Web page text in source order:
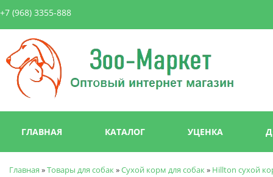
+7 (968) 3355-888
Зоо-
Маркет
Главное меню
ГЛАВНАЯ КАТАЛОГ УЦЕНКА
Главная »Товары для собак»Сухой корм для собак» Hillton сухой